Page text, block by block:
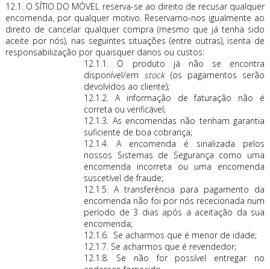
12.1. O SÍTIO DO MÓVEL reserva-se ao direito de recusar qualquer
encomenda, por qualquer motivo. Reservamo-nos igualmente ao
direito de cancelar qualquer compra (mesmo que já tenha sido
aceite por nós), nas seguintes situações (entre outras), isenta de
responsabilização por quaisquer danos ou custos:
12.1.1. O produto já não se encontra
disponível/emstock(os pagamentos serão
devolvidos ao cliente);
12.1.2. A informação de faturação não é
correta ou verificável;
12.1.3. As encomendas não tenham garantia
suficiente de boa cobrança;
12.1.4. A encomenda é sinalizada pelos
nossos Sistemas de Segurança como uma
encomenda incorreta ou uma encomenda
suscetível de fraude;
12.1.5. A transferência para pagamento da
encomenda não foi por nós rececionada num
período de 3 dias após a aceitação da sua
encomenda;
12.1.6. Se acharmos que é menor de idade;
12.1.7. Se acharmos que é revendedor;
12.1.8. Se não for possível entregar no